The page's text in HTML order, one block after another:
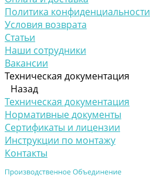
Политика конфиденциальности
Условия возврата
Статьи
Наши сотрудники
Вакансии
Техническая документация
Назад
Техническая документация
Нормативные документы
Сертификаты и лицензии
Инструкции по монтажу
Контакты